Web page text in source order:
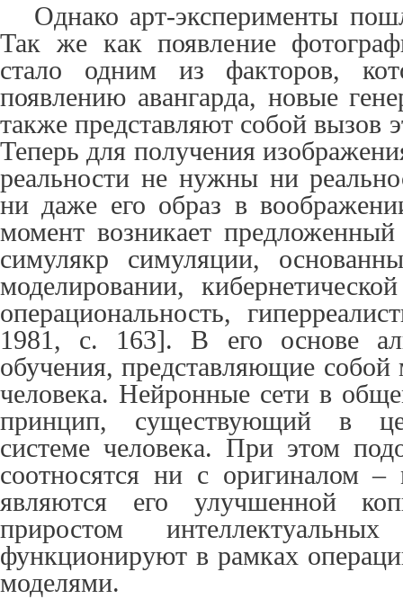
Однако арт-эксперименты
Так же как появление
стало одним из факторов,
появлению авангарда, новые
также представляют собой вызов
Теперь для получения
реальности не нужны ни
ни даже его образ в
момент возникает
симулякр симуляции,
моделировании,
операциональность,
1981, c. 163]. В его основе
обучения, представляющие собой
человека. Нейронные сети в
принцип, существующий в
системе человека. При этом
соотносятся ни с оригиналом –
являются его улучшенной
приростом
функционируют в рамках
моделями.